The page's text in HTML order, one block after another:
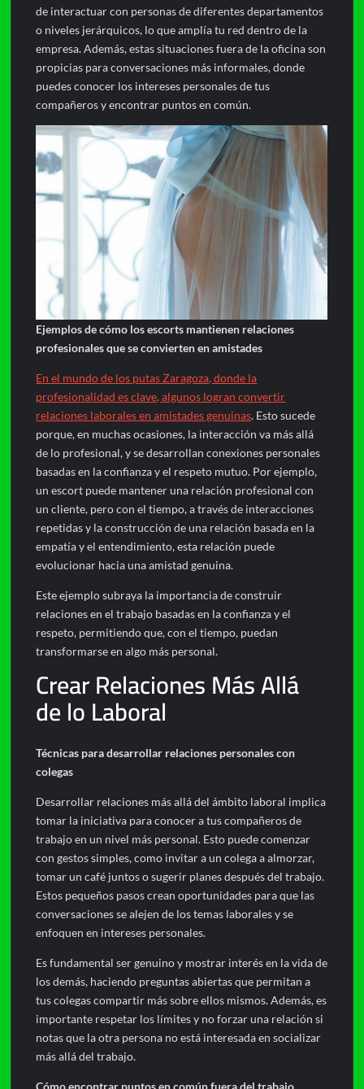
de interactuar con personas de diferentes departamentos
o niveles jerárquicos, lo que amplía tu red dentro de la
empresa. Además, estas situaciones fuera de la oficina son
propicias para conversaciones más informales, donde
puedes conocer los intereses personales de tus
compañeros y encontrar puntos en común.
Ejemplos de cómo los escorts mantienen relaciones
profesionales que se convierten en amistades
En el mundo de los putas Zaragoza, donde la
profesionalidad es clave, algunos logran convertir
relaciones laborales en amistades genuinas. Esto sucede
porque, en muchas ocasiones, la interacción va más allá
de lo profesional, y se desarrollan conexiones personales
basadas en la confianza y el respeto mutuo. Por ejemplo,
un escort puede mantener una relación profesional con
un cliente, pero con el tiempo, a través de interacciones
repetidas y la construcción de una relación basada en la
empatía y el entendimiento, esta relación puede
evolucionar hacia una amistad genuina.
Este ejemplo subraya la importancia de construir
relaciones en el trabajo basadas en la confianza y el
respeto, permitiendo que, con el tiempo, puedan
transformarse en algo más personal.
Crear Relaciones Más Allá
de lo Laboral
Técnicas para desarrollar relaciones personales con
colegas
Desarrollar relaciones más allá del ámbito laboral implica
tomar la iniciativa para conocer a tus compañeros de
trabajo en un nivel más personal. Esto puede comenzar
con gestos simples, como invitar a un colega a almorzar,
tomar un café juntos o sugerir planes después del trabajo.
Estos pequeños pasos crean oportunidades para que las
conversaciones se alejen de los temas laborales y se
enfoquen en intereses personales.
Es fundamental ser genuino y mostrar interés en la vida de
los demás, haciendo preguntas abiertas que permitan a
tus colegas compartir más sobre ellos mismos. Además, es
importante respetar los límites y no forzar una relación si
notas que la otra persona no está interesada en socializar
más allá del trabajo.
Cómo encontrar puntos en común fuera del trabajo